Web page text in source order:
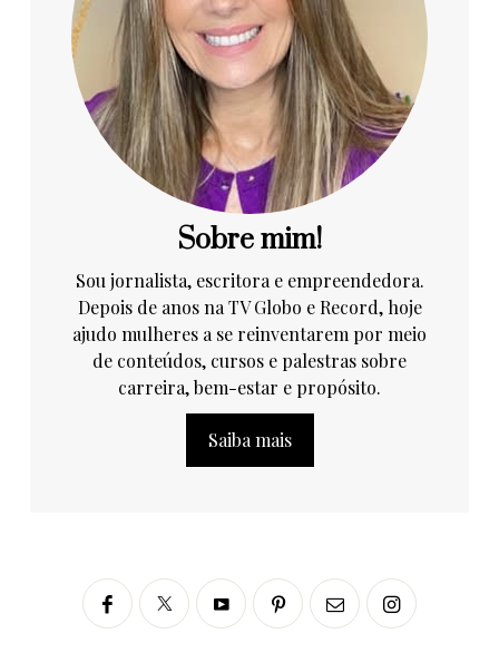
Sobre mim!
Sou jornalista, escritora e empreendedora.
Depois de anos na TV Globo e Record, hoje
ajudo mulheres a se reinventarem por meio
de conteúdos, cursos e palestras sobre
carreira, bem-estar e propósito.
Saiba mais